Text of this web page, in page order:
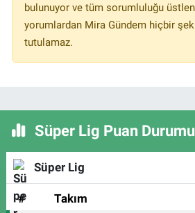
bulunuyor ve tüm sorumluluğu
yorumlardan Mira Gündem hiçbir
tutulamaz.
Süper Lig Puan Durumu
Süper Lig
# Takım